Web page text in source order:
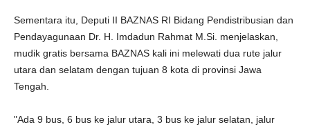
Sementara itu, Deputi II BAZNAS RI Bidang Pendistribusian dan
Pendayagunaan Dr. H. Imdadun Rahmat M.Si. menjelaskan,
mudik gratis bersama BAZNAS kali ini melewati dua rute jalur
utara dan selatam dengan tujuan 8 kota di provinsi Jawa
Tengah.
"Ada 9 bus, 6 bus ke jalur utara, 3 bus ke jalur selatan, jalur